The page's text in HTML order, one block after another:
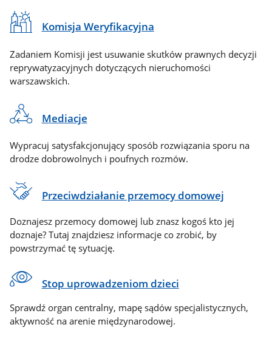
Komisja Weryfikacyjna
Zadaniem Komisji jest usuwanie skutków prawnych decyzji
reprywatyzacyjnych dotyczących nieruchomości
warszawskich.
Mediacje
Wypracuj satysfakcjonujący sposób rozwiązania sporu na
drodze dobrowolnych i poufnych rozmów.
Przeciwdziałanie przemocy domowej
Doznajesz przemocy domowej lub znasz kogoś kto jej
doznaje? Tutaj znajdziesz informacje co zrobić, by
powstrzymać tę sytuację.
Stop uprowadzeniom dzieci
Sprawdź organ centralny, mapę sądów specjalistycznych,
aktywność na arenie międzynarodowej.